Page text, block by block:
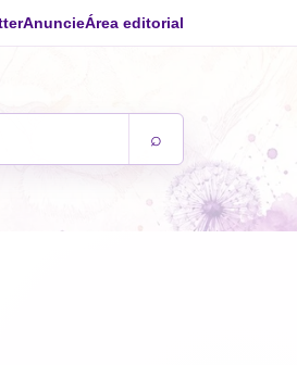
AnuncieÁrea editorial
⌕